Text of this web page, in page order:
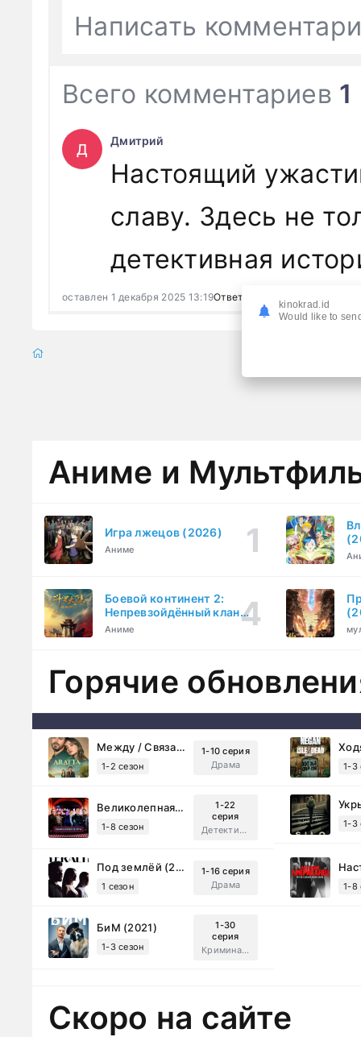
Написать
Всего комментариев 1
Д Дмитрий
Настоящий
славу. Здесь не
детективная
оставлен 1 декабря 2025 13:19Ответить
Аниме и
Игра лжецов (2026)
Аниме
Боевой континент 2:
Непревзойдённый клан
Тан (2023)
Аниме
Горячие
Между / Связанные судьбой (2025)
1-2 сезон
1-10 серия
Драма
1-3
Великолепная Пятерка (2019)
1-8 сезон
1-22
серия
Детектив, Русский
1-3
Под землёй (2026)
1 сезон
1-16 серия
Драма
1-8
БиМ (2021)
1-3 сезон
1-30
серия
Криминал, Комедия
Скоро на сайте
kinokrad.id
Would like to